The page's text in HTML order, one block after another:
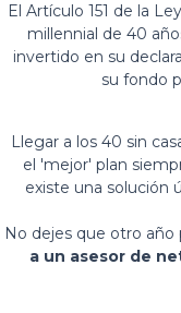
El Artículo 151 de la
millennial de 40
invertido en su
su fondo
Llegar a los 40 sin
el 'mejor' plan
existe una solución
No dejes que otro año
a un asesor de